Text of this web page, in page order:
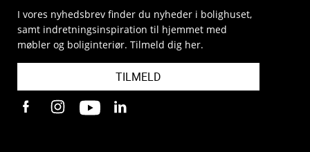
I vores nyhedsbrev finder du nyheder i bolighuset,
samt indretningsinspiration til hjemmet med
møbler og boliginteriør. Tilmeld dig her.
TILMELD